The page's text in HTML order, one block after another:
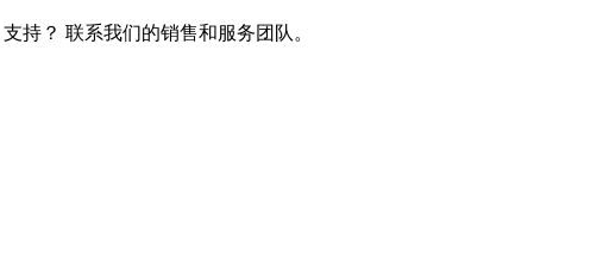
持？ 联系我们的销售和服务团队。